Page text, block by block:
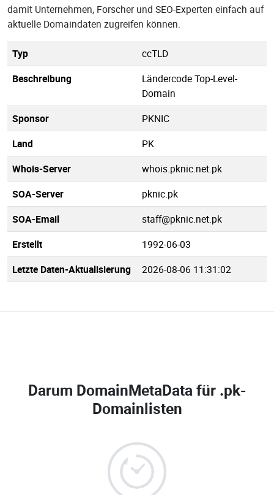
damit Unternehmen, Forscher und SEO-Experten einfach auf
aktuelle Domaindaten zugreifen können.
Typ
ccTLD
Beschreibung
Ländercode Top-Level-
Domain
Sponsor
PKNIC
Land
PK
Whois-Server
whois.pknic.net.pk
SOA-Server
pknic.pk
SOA-Email
staff@pknic.net.pk
Erstellt
1992-06-03
Letzte Daten-Aktualisierung
2026-08-06 11:31:02
Darum DomainMetaData für .pk-
Domainlisten